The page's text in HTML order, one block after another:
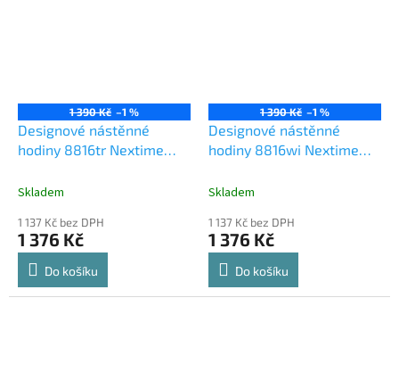
1 390 Kč –1 %
Designové nástěnné
hodiny 8816tr Nextime
Skladem
1 137 Kč bez DPH
1 376 Kč
Do košíku
1 390 Kč –1 %
Designové nástěnné
hodiny 8816wi Nextime
Skladem
1 137 Kč bez DPH
1 376 Kč
Do košíku